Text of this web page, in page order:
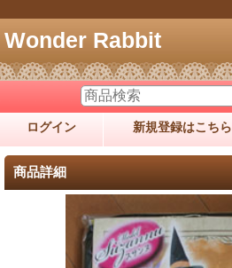
Wonder Rabbit
ログイン 新規登録はこちら
商品詳細